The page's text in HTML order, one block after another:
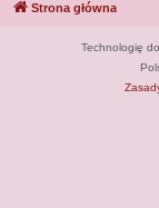
Strona główna
Technologię